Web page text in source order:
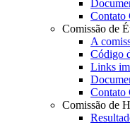
Contato
Comissão de
A
Código
Links
Contato
Comissão de